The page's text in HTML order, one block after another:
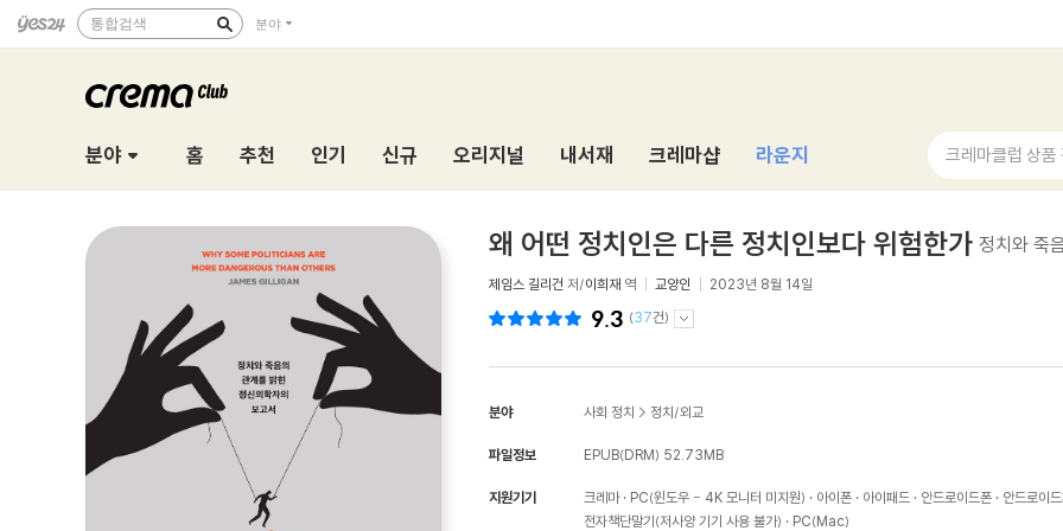
통합검색 분야
분야 홈 추천 인기 신규 오리지널 내서재 크레마샵 라운지 크레마클럽 상품
왜 어떤 정치인은 다른 정치인보다 위험한가 정치와 죽
제임스 길리건 저/이희재 역 교양인 2023년 8월 14일
9.3 (37건)
분야 사회 정치 > 정치/외교
파일정보 EPUB(DRM) 52.73MB
지원기기 크레마 PC(윈도우 - 4K 모니터 미지원) 아이폰 아이패드 안드로이드폰
안드로이
전자책단말기(저사양 기기 사용 불가)
PC(Mac)